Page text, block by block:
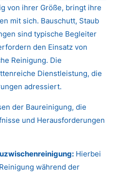
von ihrer Größe, bringt ihre
mit sich. Bauschutt, Staub
sind typische Begleiter
den Einsatz von
Reinigung. Die
Dienstleistung, die
adressiert.
der Baureinigung, die
und Herausforderungen
Hierbei
während der